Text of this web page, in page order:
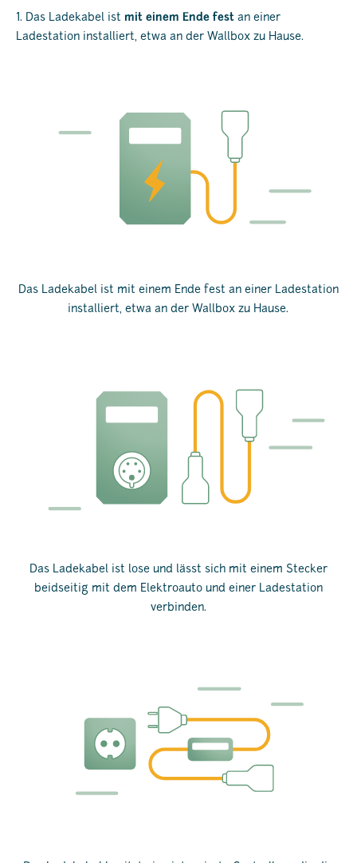
1. Das Ladekabel ist mit einem Ende fest an einer
Ladestation installiert, etwa an der Wallbox zu Hause.
Das Ladekabel ist mit einem Ende fest an einer Ladestation
installiert, etwa an der Wallbox zu Hause.
Das Ladekabel ist lose und lässt sich mit einem Stecker
beidseitig mit dem Elektroauto und einer Ladestation
verbinden.